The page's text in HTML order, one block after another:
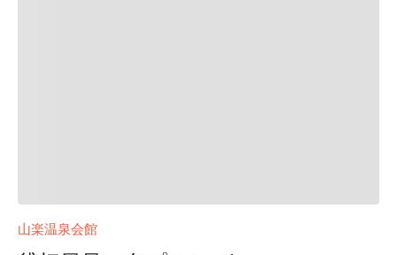
山楽温泉会館